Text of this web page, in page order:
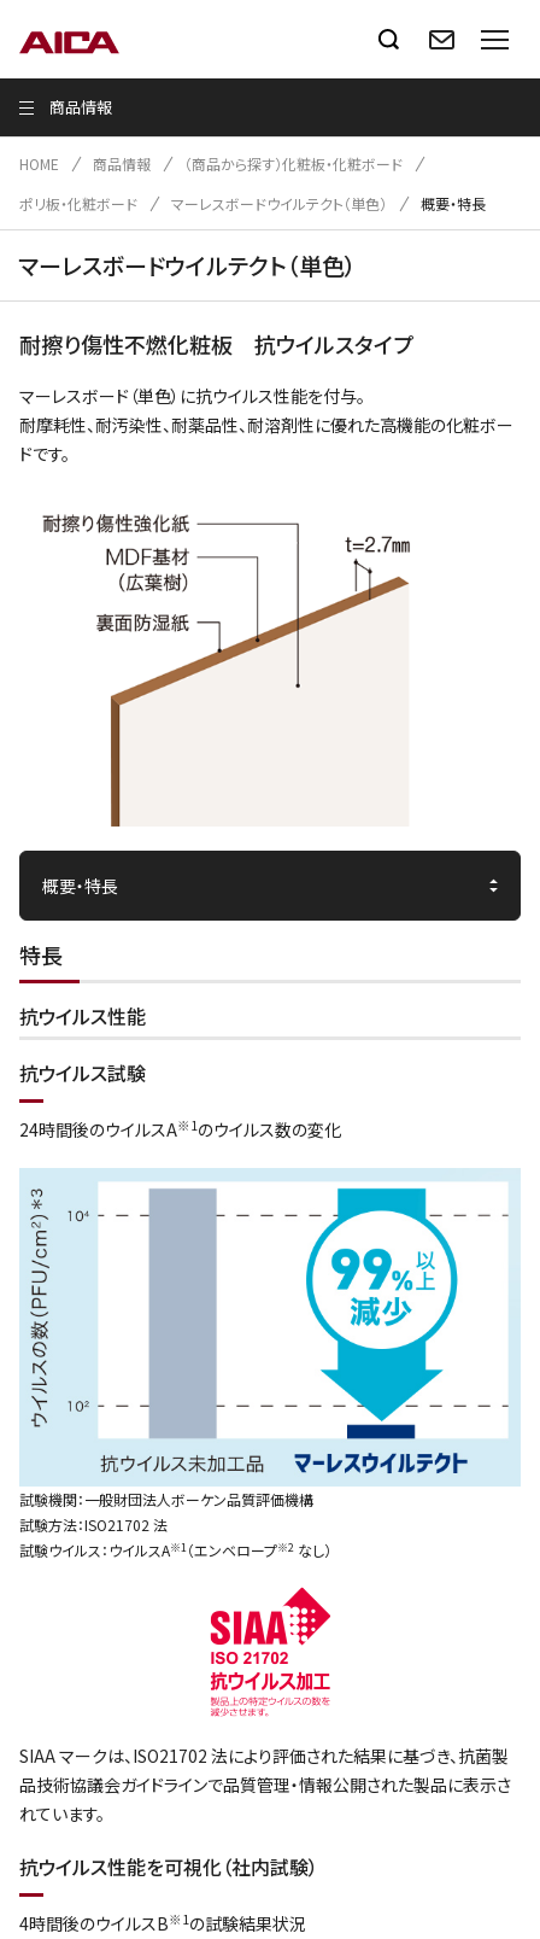
商品情報
HOME 商品情報
（商品から探す）化粧板・化粧ボード
ポリ板・化粧ボード
マーレスボードウイルテクト（単色） 概要・特長
マーレスボードウイルテクト（単色）
耐擦り傷性不燃化粧板 抗ウイルスタイプ
マーレスボード（単色）に抗ウイルス性能を付与。
耐摩耗性、耐汚染性、耐薬品性、耐溶剤性に優れた高機能の化粧ボー
ドです。
特長
抗ウイルス性能
抗ウイルス試験
24時間後のウイルスA※1 のウイルス数の変化
試験機関：一般財団法人ボーケン品質評価機構
試験方法：ISO21702 法
試験ウイルス：ウイルスA※1（エンベロープ※2 なし）
SIAA マークは、ISO21702 法により評価された結果に基づき、抗菌製
品技術協議会ガイドラインで品質管理・情報公開された製品に表示さ
れています。
抗ウイルス性能を可視化（社内試験）
4時間後のウイルスB※1 の試験結果状況